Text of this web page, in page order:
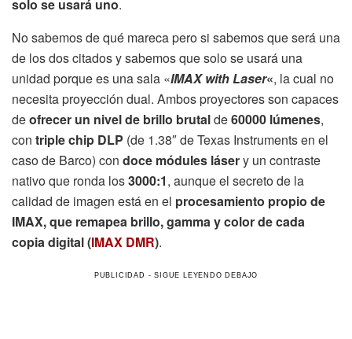
solo se usará uno.
No sabemos de qué mareca pero si sabemos que será una
de los dos citados y sabemos que solo se usará una
unidad porque es una sala «IMAX with Laser«, la cual no
necesita proyección dual. Ambos proyectores son capaces
deofrecer un nivel de brillo brutalde60000 lúmenes,
con triple chip DLP (de 1.38″ de Texas Instruments en el
caso de Barco) con doce módules lásery un contraste
nativo que ronda los3000:1, aunque el secreto de la
calidad de imagen está en el procesamiento propio de
IMAX, que remapea brillo, gamma y color de cada
copia digital (IMAX DMR).